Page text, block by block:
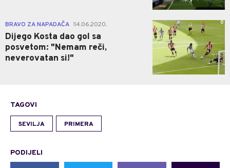
BRAVO ZA NAPADAČA 14.06.2020.
Dijego Kosta dao gol sa
posvetom: "Nemam reči,
neverovatan si!"
0
TAGOVI
SEVILJA PRIMERA
PODIJELI